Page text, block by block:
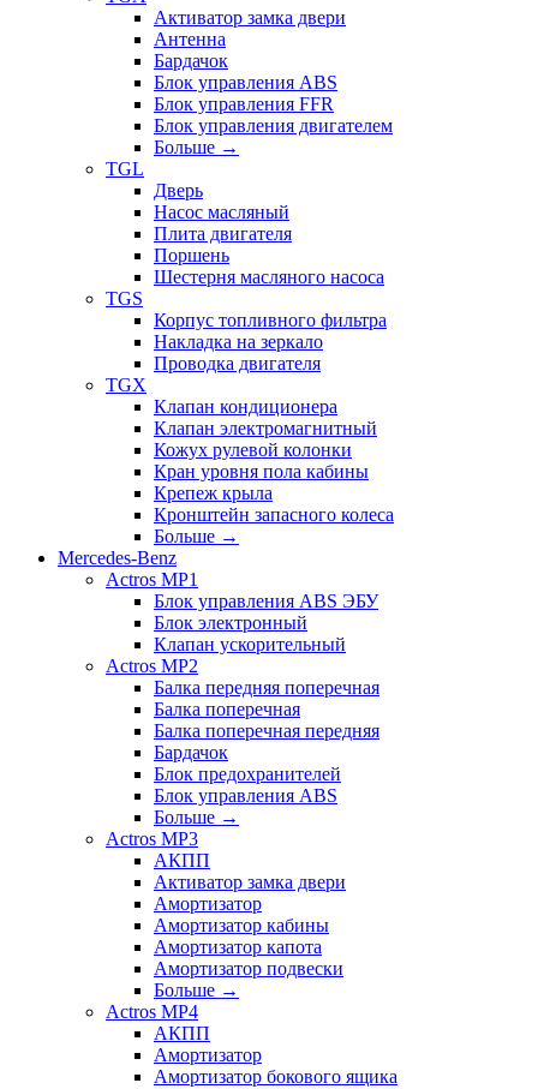
Активатор замка двери
Антенна
Бардачок
Блок управления ABS
Блок управления FFR
Блок управления двигателем
Больше →
TGL
Дверь
Насос масляный
Плита двигателя
Поршень
Шестерня масляного насоса
TGS
Корпус топливного фильтра
Накладка на зеркало
Проводка двигателя
TGX
Клапан кондиционера
Клапан электромагнитный
Кожух рулевой колонки
Кран уровня пола кабины
Крепеж крыла
Кронштейн запасного колеса
Больше →
Mercedes-Benz
Actros MP1
Блок управления ABS ЭБУ
Блок электронный
Клапан ускорительный
Actros MP2
Балка передняя поперечная
Балка поперечная
Балка поперечная передняя
Бардачок
Блок предохранителей
Блок управления ABS
Больше →
Actros MP3
АКПП
Активатор замка двери
Амортизатор
Амортизатор кабины
Амортизатор капота
Амортизатор подвески
Больше →
Actros MP4
АКПП
Амортизатор
Амортизатор бокового ящика